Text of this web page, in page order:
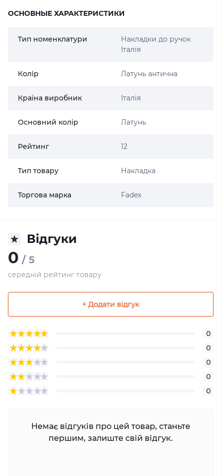
ОСНОВНЫЕ ХАРАКТЕРИСТИКИ
Тип номенклатури
Накладки до ручок
Італія
Колір Латунь антична
Країна виробник Італія
Основний колір Латунь
Рейтинг 12
Тип товару Накладка
Торгова марка Fadex
Відгуки
0 / 5
середній рейтинг товару
+ Додати відгук
0
0
0
0
0
Немає відгуків про цей товар, станьте
першим, залиште свій відгук.